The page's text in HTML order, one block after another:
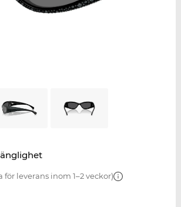
för leverans inom 1–2 veckor)